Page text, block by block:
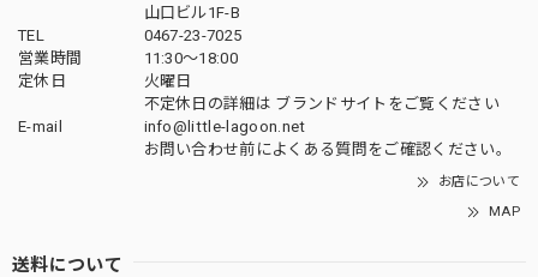
山口ビル1F-B
TEL
0467-23-7025
営業時間
11:30～18:00
定休日
火曜日
不定休日の詳細は ブランドサイト をご覧ください
E-mail
info@little-lagoon.net
お問い合わせ前によくある質問をご確認ください。
お店について
MAP
送料について